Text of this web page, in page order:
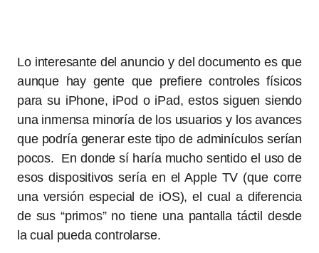
Lo interesante del anuncio y del documento es que
aunque hay gente que prefiere controles físicos
para su iPhone, iPod o iPad, estos siguen siendo
una inmensa minoría de los usuarios y los avances
que podría generar este tipo de adminículos serían
pocos. En donde sí haría mucho sentido el uso de
esos dispositivos sería en el Apple TV (que corre
una versión especial de iOS), el cual a diferencia
de sus “primos” no tiene una pantalla táctil desde
la cual pueda controlarse.